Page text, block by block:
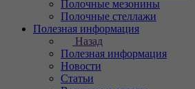
Полочные мезонины
Полочные стеллажи
Полезная информация
Назад
Полезная информация
Новости
Статьи